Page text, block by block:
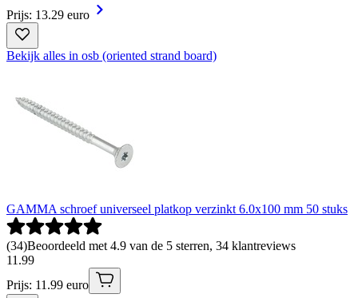
Prijs: 13.29 euro
Bekijk alles in osb (oriented strand board)
GAMMA schroef universeel platkop verzinkt 6.0x100 mm 50 stuks
(34)Beoordeeld met 4.9 van de 5 sterren, 34 klantreviews
11 .99
Prijs: 11.99 euro